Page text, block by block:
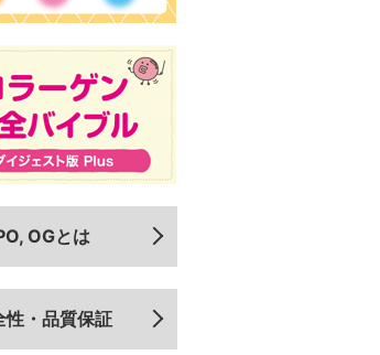
OGとは
性・品質保証